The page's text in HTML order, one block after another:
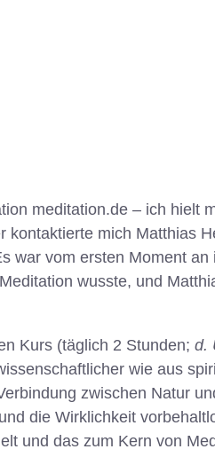
meditation.de – ich hielt
kontaktierte mich Matthias
war vom ersten Moment
wusste, und
Kurs (täglich 2 Stunden; d.
wie aus
zwischen Natur
die Wirklichkeit
und das zum Kern von